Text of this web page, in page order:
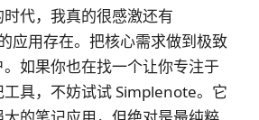
代，我真的很感激还有
应用存在。把核心需求做到极致
如果你也在找一个让你专注于
具，不妨试试 Simplenote。它